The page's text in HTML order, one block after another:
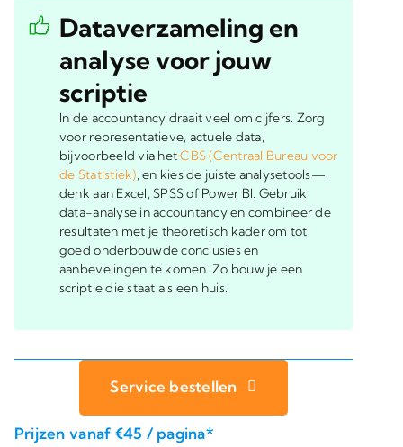
Dataverzameling en
analyse voor jouw
scriptie
In de accountancy draait veel om cijfers. Zorg
voor representatieve, actuele data,
bijvoorbeeld via hetCBS (Centraal Bureau voor
de Statistiek), en kies de juiste analysetools—
denk aan Excel, SPSS of Power BI. Gebruik
data-analyse in accountancy en combineer de
resultaten met je theoretisch kader om tot
goed onderbouwde conclusies en
aanbevelingen te komen. Zo bouw je een
scriptie die staat als een huis.
Service bestellen
Prijzen vanaf €45 / pagina*